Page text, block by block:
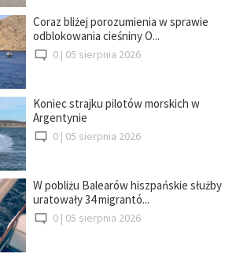
Coraz bliżej porozumienia w sprawie
odblokowania cieśniny O...
0 | 05 sierpnia 2026
Koniec strajku pilotów morskich w
Argentynie
0 | 05 sierpnia 2026
W pobliżu Balearów hiszpańskie służby
uratowały 34 migrantó...
0 | 05 sierpnia 2026